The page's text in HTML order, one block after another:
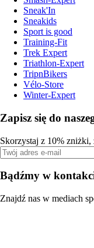
Sneak'In
Sneakids
Sport is good
Training-Fit
Trek Expert
Triathlon-Expert
TripnBikers
Vélo-Store
Winter-Expert
Zapisz się do
Skorzystaj z 10% zniżki,
Bądźmy w
Znajdź nas w mediach